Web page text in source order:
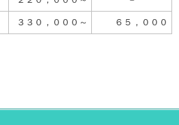
３３０，０００～ ６５，０００